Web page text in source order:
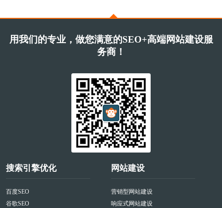
用我们的专业，做您满意的SEO+高端网站建设服
务商！
搜索引擎优化
百度SEO
谷歌SEO
网站建设
营销型网站建设
响应式网站建设